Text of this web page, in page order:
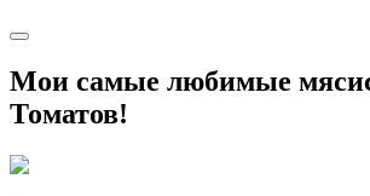
Мои самые любимые
Томатов!